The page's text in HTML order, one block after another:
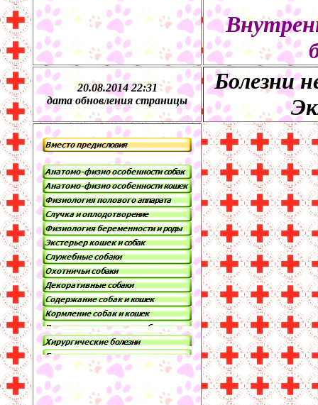
20.08.2014 22:31
дата обновления страницы
Болезни